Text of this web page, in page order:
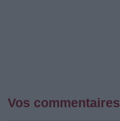
Vos commentaires